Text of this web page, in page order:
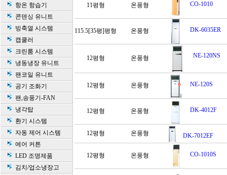
항온 항습기
콘덴싱 유니트
빙축열 시스템
캡쿨러
크린룸 시스템
냉동냉장 유니트
팬코일 유니트
공기 조화기
팬,송풍기-FAN
냉각탑
환기 시스템
자동 제어 시스템
에어 커튼
LED 조명제품
김치/업소냉장고
11평형 온풍형 CO-1010
115.5[35평]평형 온풍형 DK-6035ER
12평형 온풍형 NE-120NS
12평형 온풍형 NE-120S
12평형 온풍형 DK-4012F
12평형 온풍형 DK-7012EF
12평형 온풍형 CO-1010S